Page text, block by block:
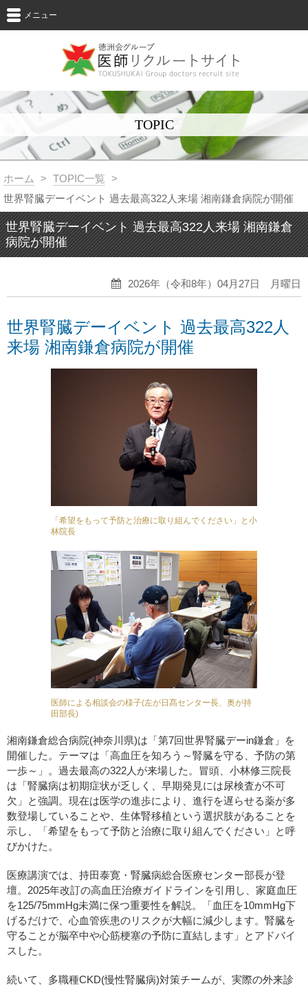
メニュー
TOPIC
ホーム > TOPIC一覧 >
世界腎臓デーイベント 過去最高322人来場 湘南鎌倉病院が開催
世界腎臓デーイベント 過去最高322人来場 湘南鎌倉
病院が開催
2026年（令和8年）04月27日 月曜日
世界腎臓デーイベント 過去最高322人
来場 湘南鎌倉病院が開催
「希望をもって予防と治療に取り組んでください」と小
林院長
医師による相談会の様子(左が日髙センター長、奥が持
田部長)
湘南鎌倉総合病院(神奈川県)は「第7回世界腎臓デーin鎌倉」を
開催した。テーマは「高血圧を知ろう～腎臓を守る、予防の第
一歩～」。過去最高の322人が来場した。冒頭、小林修三院長
は「腎臓病は初期症状が乏しく、早期発見には尿検査が不可
欠」と強調。現在は医学の進歩により、進行を遅らせる薬が多
数登場していることや、生体腎移植という選択肢があることを
示し、「希望をもって予防と治療に取り組んでください」と呼
びかけた。
医療講演では、持田泰寛・腎臓病総合医療センター部長が登
壇。2025年改訂の高血圧治療ガイドラインを引用し、家庭血圧
を125/75mmHg未満に保つ重要性を解説。「血圧を10mmHg下
げるだけで、心血管疾患のリスクが大幅に減少します。腎臓を
守ることが脳卒中や心筋梗塞の予防に直結します」とアドバイ
スした。
続いて、多職種CKD(慢性腎臓病)対策チームが、実際の外来診